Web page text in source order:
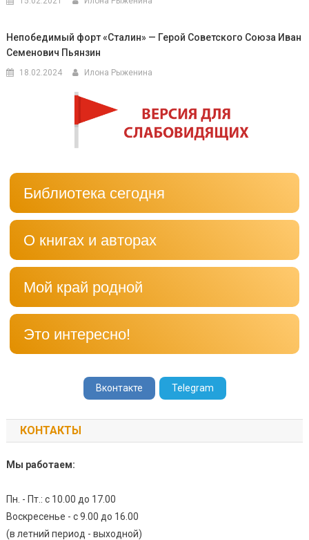
Непобедимый форт «Сталин» — Герой Советского Союза Иван
Семенович Пьянзин
18.02.2024 Илона Рыженина
Библиотека сегодня
О книгах и авторах
Мой край родной
Это интересно!
Вконтакте Telegram
КОНТАКТЫ
Мы работаем:
Пн. - Пт.: с 10.00 до 17.00
Воскресенье - с 9.00 до 16.00
(в летний период - выходной)